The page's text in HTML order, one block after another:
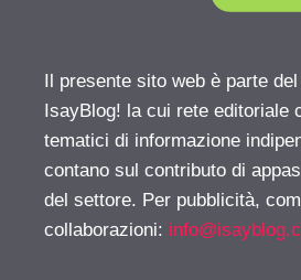
Il presente sito web è parte
IsayBlog! la cui rete editoriale
tematici di informazione
contano sul contributo di
del settore. Per pubblicità,
collaborazioni: